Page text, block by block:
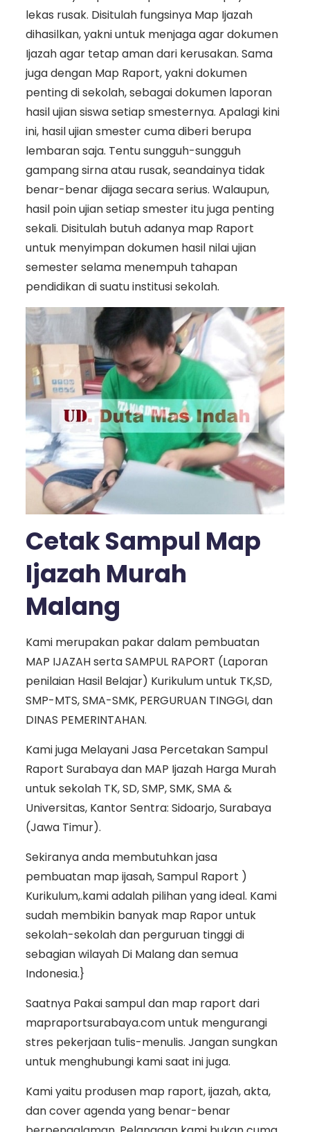
lekas rusak. Disitulah fungsinya Map Ijazah
dihasilkan, yakni untuk menjaga agar dokumen
Ijazah agar tetap aman dari kerusakan. Sama
juga dengan Map Raport, yakni dokumen
penting di sekolah, sebagai dokumen laporan
hasil ujian siswa setiap smesternya. Apalagi kini
ini, hasil ujian smester cuma diberi berupa
lembaran saja. Tentu sungguh-sungguh
gampang sirna atau rusak, seandainya tidak
benar-benar dijaga secara serius. Walaupun,
hasil poin ujian setiap smester itu juga penting
sekali. Disitulah butuh adanya map Raport
untuk menyimpan dokumen hasil nilai ujian
semester selama menempuh tahapan
pendidikan di suatu institusi sekolah.
Cetak Sampul Map
Ijazah Murah
Malang
Kami merupakan pakar dalam pembuatan
MAP IJAZAH serta SAMPUL RAPORT (Laporan
penilaian Hasil Belajar) Kurikulum untuk TK,SD,
SMP-MTS, SMA-SMK, PERGURUAN TINGGI, dan
DINAS PEMERINTAHAN.
Kami juga Melayani Jasa Percetakan Sampul
Raport Surabaya dan MAP Ijazah Harga Murah
untuk sekolah TK, SD, SMP, SMK, SMA &
Universitas, Kantor Sentra: Sidoarjo, Surabaya
(Jawa Timur).
Sekiranya anda membutuhkan jasa
pembuatan map ijasah, Sampul Raport )
Kurikulum,.kami adalah pilihan yang ideal. Kami
sudah membikin banyak map Rapor untuk
sekolah-sekolah dan perguruan tinggi di
sebagian wilayah Di Malang dan semua
Indonesia.}
Saatnya Pakai sampul dan map raport dari
mapraportsurabaya.com untuk mengurangi
stres pekerjaan tulis-menulis. Jangan sungkan
untuk menghubungi kami saat ini juga.
Kami yaitu produsen map raport, ijazah, akta,
dan cover agenda yang benar-benar